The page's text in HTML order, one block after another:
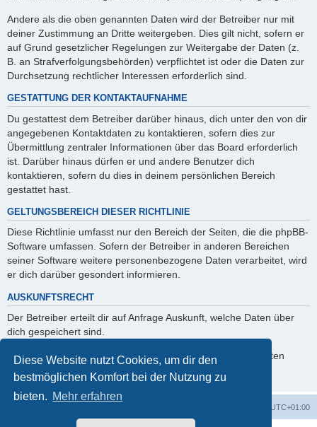
Diese Website nutzt Cookies, um dir den
bestmöglichen Komfort bei der Nutzung zu
bieten. Mehr erfahren
Andere als die oben genannten Daten wird der Betreiber nur mit
deiner Zustimmung an Dritte weitergeben. Dies gilt nicht, sofern er
auf Grund gesetzlicher Regelungen zur Weitergabe der Daten (z.
B. an Strafverfolgungsbehörden) verpflichtet ist oder die Daten zur
Durchsetzung rechtlicher Interessen erforderlich sind.
GESTATTUNG DER KONTAKTAUFNAHME
Du gestattest dem Betreiber darüber hinaus, dich unter den von dir
angegebenen Kontaktdaten zu kontaktieren, sofern dies zur
Übermittlung zentraler Informationen über das Board erforderlich
ist. Darüber hinaus dürfen er und andere Benutzer dich
kontaktieren, sofern du dies in deinem persönlichen Bereich
gestattet hast.
GELTUNGSBEREICH DIESER RICHTLINIE
Diese Richtlinie umfasst nur den Bereich der Seiten, die die phpBB-
Software umfassen. Sofern der Betreiber in anderen Bereichen
seiner Software weitere personenbezogene Daten verarbeitet, wird
er dich darüber gesondert informieren.
AUSKUNFTSRECHT
Der Betreiber erteilt dir auf Anfrage Auskunft, welche Daten über
dich gespeichert sind.
Du kannst jederzeit die Löschung bzw. Sperrung deiner Daten
verlangen. Kontaktiere hierzu bitte den Betreiber.
UTC+01:00